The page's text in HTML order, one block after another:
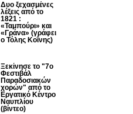
Δυο ξεχασμένες
λέξεις από το
1821 :
«Ταμπούρι» και
«Γράνα» (γράφει
ο Τόλης Κοΐνης)
Ξεκίνησε το "7ο
Φεστιβάλ
Παραδοσιακών
χορών" από το
Εργατικό Κέντρο
Ναυπλίου
(βίντεο)